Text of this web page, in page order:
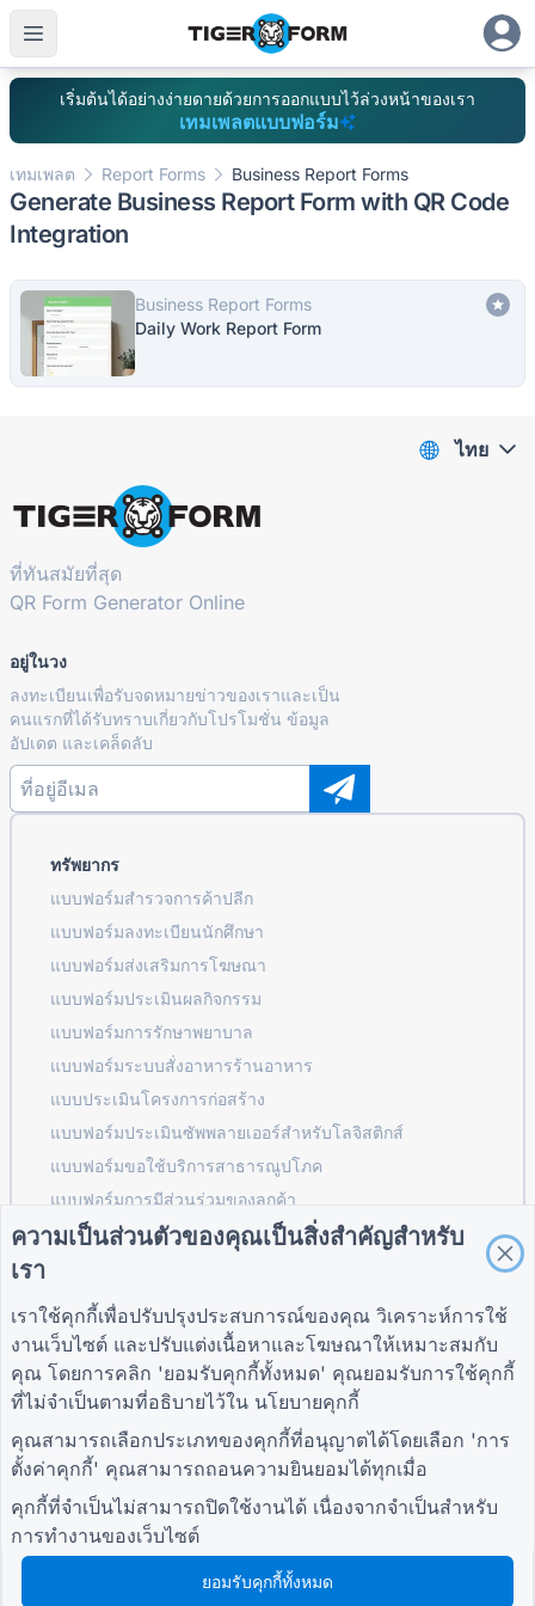
เริ่มต้นได้อย่างง่ายดายด้วยการออกแบบไว้ล่วงหน้าของเรา
เทมเพลตแบบฟอร์ม
เทมเพลต Report Forms Business Report Forms
Generate Business Report Form with QR Code
Integration
Business Report Forms
Daily Work Report Form
ที่ทันสมัยที่สุด
QR Form Generator Online
อยู่ในวง
ลงทะเบียนเพื่อรับจดหมายข่าวของเราและเป็น
คนแรกที่ได้รับทราบเกี่ยวกับโปรโมชั่น ข้อมูล
อัปเดต และเคล็ดลับ
ทรัพยากร
แบบฟอร์มสำรวจการค้าปลีก
แบบฟอร์มลงทะเบียนนักศึกษา
แบบฟอร์มส่งเสริมการโฆษณา
แบบฟอร์มประเมินผลกิจกรรม
แบบฟอร์มการรักษาพยาบาล
แบบฟอร์มระบบสั่งอาหารร้านอาหาร
แบบประเมินโครงการก่อสร้าง
แบบฟอร์มประเมินซัพพลายเออร์สำหรับโลจิสติกส์
แบบฟอร์มขอใช้บริการสาธารณูปโภค
แบบฟอร์มการมีส่วนร่วมของลูกค้า
คำแนะนำ
ศูนย์ช่วยเหลือ
บล็อก
TIGER FORM คำ
แนะนำ
เกี่ยวกับเรา
ติดต่อเรา
เงื่อนไข
นโยบายความเป็นส่วน
ตัว
ไทย
© 2026 QR Form Generator. All rights reserved.
ความเป็นส่วนตัวของคุณเป็นสิ่งสำคัญสำหรับ
เรา
เราใช้คุกกี้เพื่อปรับปรุงประสบการณ์ของคุณ วิเคราะห์การใช้
งานเว็บไซต์ และปรับแต่งเนื้อหาและโฆษณาให้เหมาะสมกับ
คุณ โดยการคลิก 'ยอมรับคุกกี้ทั้งหมด' คุณยอมรับการใช้คุกกี้
ที่ไม่จำเป็นตามที่อธิบายไว้ใน นโยบายคุกกี้
คุณสามารถเลือกประเภทของคุกกี้ที่อนุญาตได้โดยเลือก 'การ
ตั้งค่าคุกกี้' คุณสามารถถอนความยินยอมได้ทุกเมื่อ
คุกกี้ที่จำเป็นไม่สามารถปิดใช้งานได้ เนื่องจากจำเป็นสำหรับ
การทำงานของเว็บไซต์
ยอมรับคุกกี้ทั้งหมด